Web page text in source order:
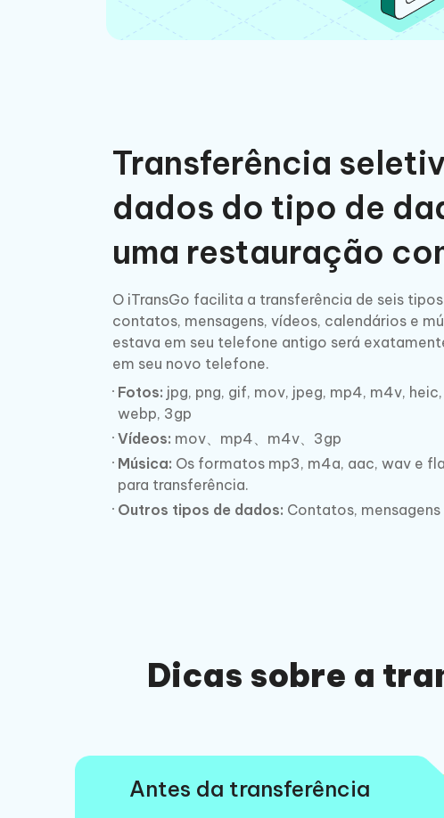
Transferência
dados do tipo de
uma restauração
O iTransGo facilita a transferência de seis
contatos, mensagens, vídeos, calendários e
estava em seu telefone antigo será
em seu novo telefone.
Fotos: jpg, png, gif, mov, jpeg, mp4, m4v,
webp, 3gp
Vídeos: mov、mp4、m4v、3gp
Música: Os formatos mp3, m4a, aac, wav e
para transferência.
Outros tipos de dados: Contatos,
Dicas sobre a
Antes da transferência